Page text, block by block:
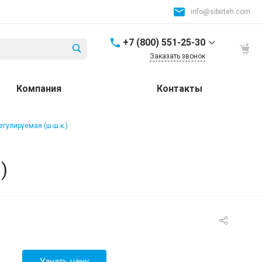
info@sibirteh.com
+7 (800) 551-25-30
Россия и СНГ
Заказать звонок
Компания Контакты
(ш-ш.к.)